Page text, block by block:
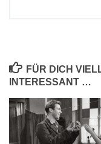
FÜR DICH
INTERESSANT …